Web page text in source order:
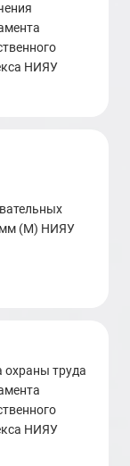
НИЯУ
(М) НИЯУ
НИЯУ